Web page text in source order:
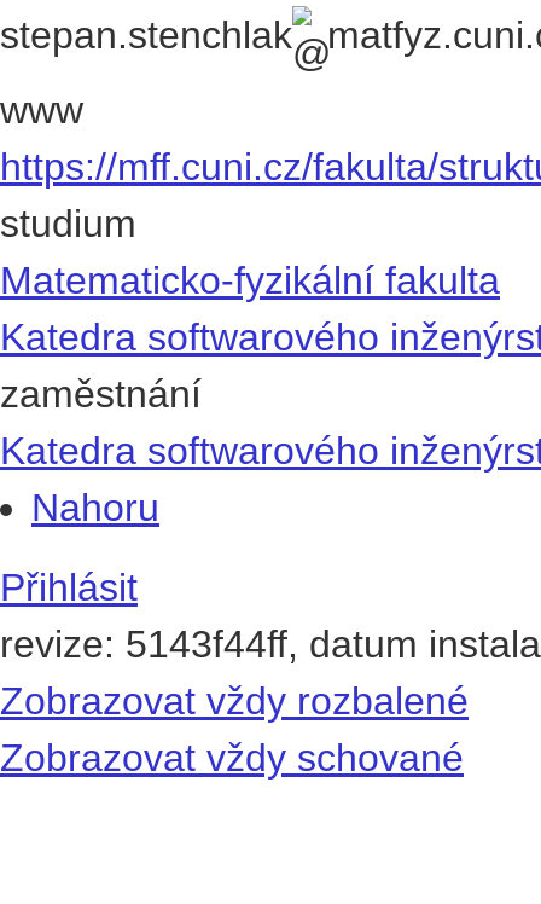
stepan.stenchlak
www
https://mff.cuni.cz/fakulta/
studium
Matematicko-fyzikální fakulta
Katedra softwarového
zaměstnání
Katedra softwarového
Nahoru
Přihlásit
revize: 5143f44ff, datum
Zobrazovat vždy rozbalené
Zobrazovat vždy schované